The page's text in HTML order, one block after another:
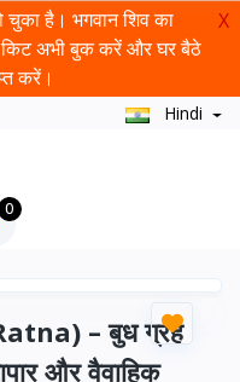
चुका है। भगवान शिव का
किट अभी बुक करें और घर बैठे
करें।
X
Hindi
0
– बुध ग्रह
और वैवाहिक